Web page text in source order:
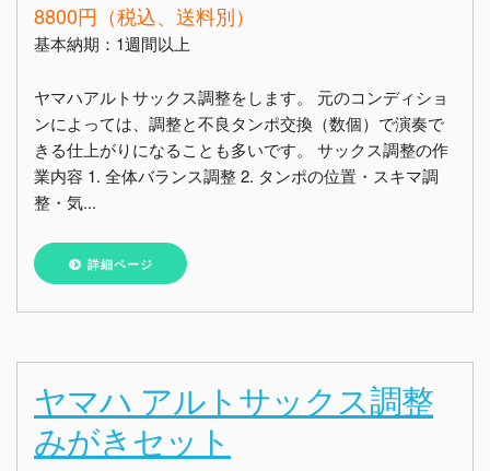
8800円（税込、送料別）
基本納期：1週間以上
ヤマハアルトサックス調整をします。 元のコンディショ
ンによっては、調整と不良タンポ交換（数個）で演奏で
きる仕上がりになることも多いです。 サックス調整の作
業内容 1. 全体バランス調整 2. タンポの位置・スキマ調
整・気...
詳細ページ
ヤマハ アルトサックス調整
みがきセット